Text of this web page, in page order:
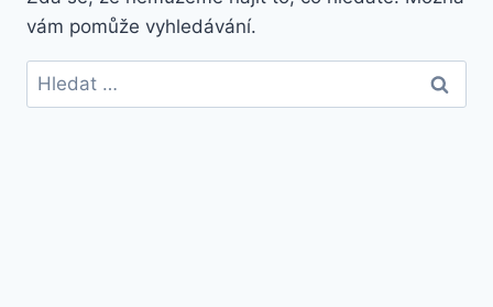
vám pomůže vyhledávání.
Vyhledávání